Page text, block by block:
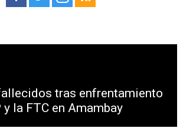
tras enfrentamiento
y la FTC en Amambay